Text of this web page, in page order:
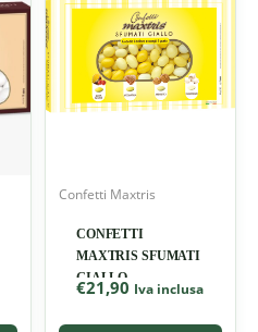
Confetti Maxtris
CONFETTI
MAXTRIS SFUMATI
GIALLO
€21,90 Iva inclusa